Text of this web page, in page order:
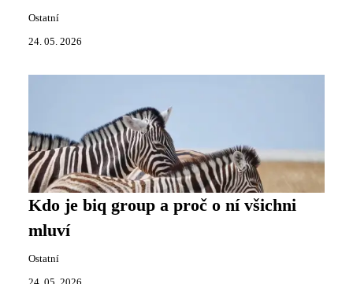
Ostatní
24. 05. 2026
Kdo je biq group a proč o ní všichni
mluví
Ostatní